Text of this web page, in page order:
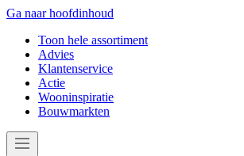
Ga naar hoofdinhoud
Toon hele assortiment
Advies
Klantenservice
Actie
Wooninspiratie
Bouwmarkten